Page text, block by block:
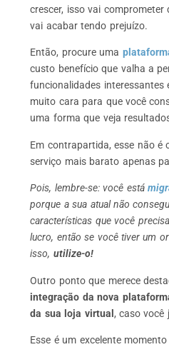
crescer, isso vai
vai acabar tendo prejuízo.
Então, procure uma
custo benefício que valha a
funcionalidades interessantes
muito cara para que você
uma forma que veja
Em contrapartida, esse não é
serviço mais barato apenas
Pois, lembre-se: você está
porque a sua atual não
características que você
lucro, então se você tiver um
isso, utilize-o!
Outro ponto que merece
integração da nova
da sua loja virtual , caso você
Esse é um excelente